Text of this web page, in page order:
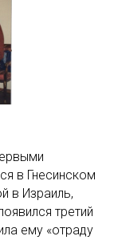
в Гнесинском
в Израиль,
третий
ему «отраду